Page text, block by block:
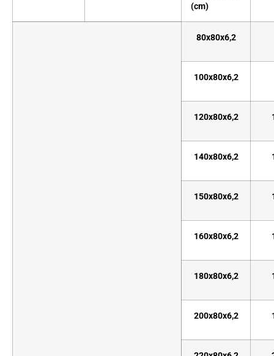
(cm)
80x80x6,2
100x80x6,2
120x80x6,2
140x80x6,2
150x80x6,2
160x80x6,2
180x80x6,2
200x80x6,2